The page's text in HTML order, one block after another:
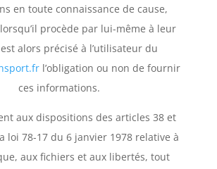
en toute connaissance de cause,
procède par lui-même à leur
alors précisé à l’utilisateur du
l’obligation ou non de fournir
ces informations.
aux dispositions des articles 38 et
loi 78-17 du 6 janvier 1978 relative à
aux fichiers et aux libertés, tout